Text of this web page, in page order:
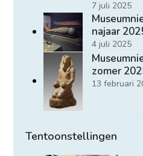
7 juli 2025
najaar
4 juli 2025
zomer
13 februari
Tentoonstellingen